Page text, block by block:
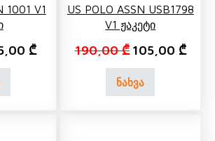
1001 V1
price was: 115,00 ₾.
₾Current price is: 85,00 ₾.
US POLO ASSN USB1798
V1 Ჟაკეტი
190,00₾ Original price
105,00 ₾
ნახვა